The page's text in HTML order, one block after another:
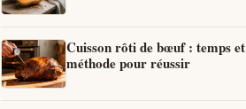
Cuisson rôti de bœuf : temps et
méthode pour réussir